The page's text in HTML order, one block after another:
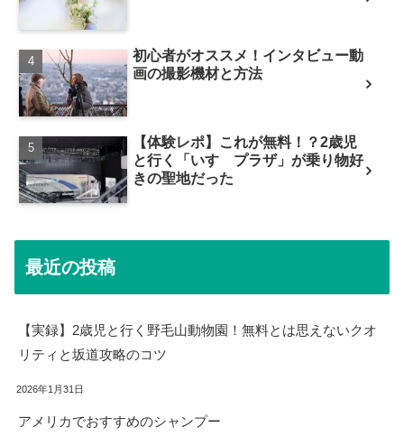
初心者がオススメ！インタビュー動
画の撮影機材と方法
【体験レポ】これが無料！？2歳児
と行く「いすゞプラザ」が乗り物好
きの聖地だった
最近の投稿
【実録】2歳児と行く野毛山動物園！無料とは思えないクオ
リティと坂道攻略のコツ
2026年1月31日
アメリカでおすすめのシャンプー